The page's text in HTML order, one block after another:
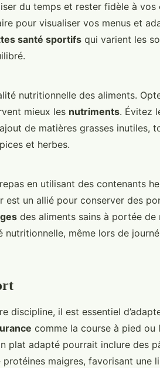
du temps et rester fidèle à
pour visualiser vos menus et
santé sportifs qui varient les
nutritionnelle des aliments.
mieux les nutriments. Évitez
de matières grasses inutiles,
et herbes.
en utilisant des contenants
est un allié pour conserver des
des aliments sains à portée de
même lors de
discipline, il est essentiel
comme la course à pied ou
plat adapté pourrait inclure des
maigres, favorisant une